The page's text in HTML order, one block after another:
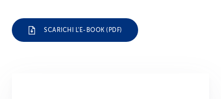
e
r
SCARICHI L'E-BOOK (PDF)